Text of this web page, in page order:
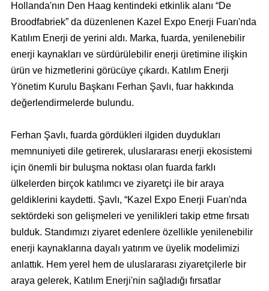
Hollanda'nın Den Haag kentindeki etkinlik alanı “De
Broodfabriek” da düzenlenen Kazel Expo Enerji Fuarı'nda
Katılım Enerji de yerini aldı. Marka, fuarda, yenilenebilir
enerji kaynakları ve sürdürülebilir enerji üretimine ilişkin
ürün ve hizmetlerini görücüye çıkardı. Katılım Enerji
Yönetim Kurulu Başkanı Ferhan Şavlı, fuar hakkında
değerlendirmelerde bulundu.
Ferhan Şavlı, fuarda gördükleri ilgiden duydukları
memnuniyeti dile getirerek, uluslararası enerji ekosistemi
için önemli bir buluşma noktası olan fuarda farklı
ülkelerden birçok katılımcı ve ziyaretçi ile bir araya
geldiklerini kaydetti. Şavlı, “Kazel Expo Enerji Fuarı'nda
sektördeki son gelişmeleri ve yenilikleri takip etme fırsatı
bulduk. Standımızı ziyaret edenlere özellikle yenilenebilir
enerji kaynaklarına dayalı yatırım ve üyelik modelimizi
anlattık. Hem yerel hem de uluslararası ziyaretçilerle bir
araya gelerek, Katılım Enerji'nin sağladığı fırsatlar